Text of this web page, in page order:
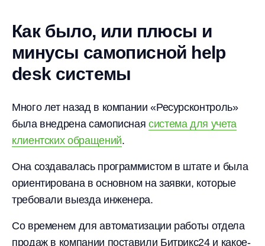
Как было, или плюсы и
минусы самописной help
desk системы
Много лет назад в компании «Ресурсконтроль»
была внедрена самописная система для учета
клиентских обращений.
Она создавалась программистом в штате и была
ориентирована в основном на заявки, которые
требовали выезда инженера.
Со временем для автоматизации работы отдела
продаж в компании поставили Битрикс24 и какое-